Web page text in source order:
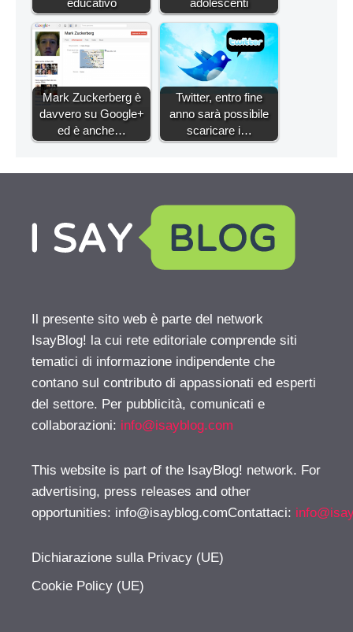
educativo
adolescenti
Mark Zuckerberg è
davvero su Google+
ed è anche…
Twitter, entro fine
anno sarà possibile
scaricare i…
Il presente sito web è parte del network
IsayBlog! la cui rete editoriale comprende siti
tematici di informazione indipendente che
contano sul contributo di appassionati ed esperti
del settore. Per pubblicità, comunicati e
collaborazioni: info@isayblog.com
This website is part of the IsayBlog! network. For
advertising, press releases and other
opportunities: info@isayblog.comContattaci:
Dichiarazione sulla Privacy (UE)
Cookie Policy (UE)